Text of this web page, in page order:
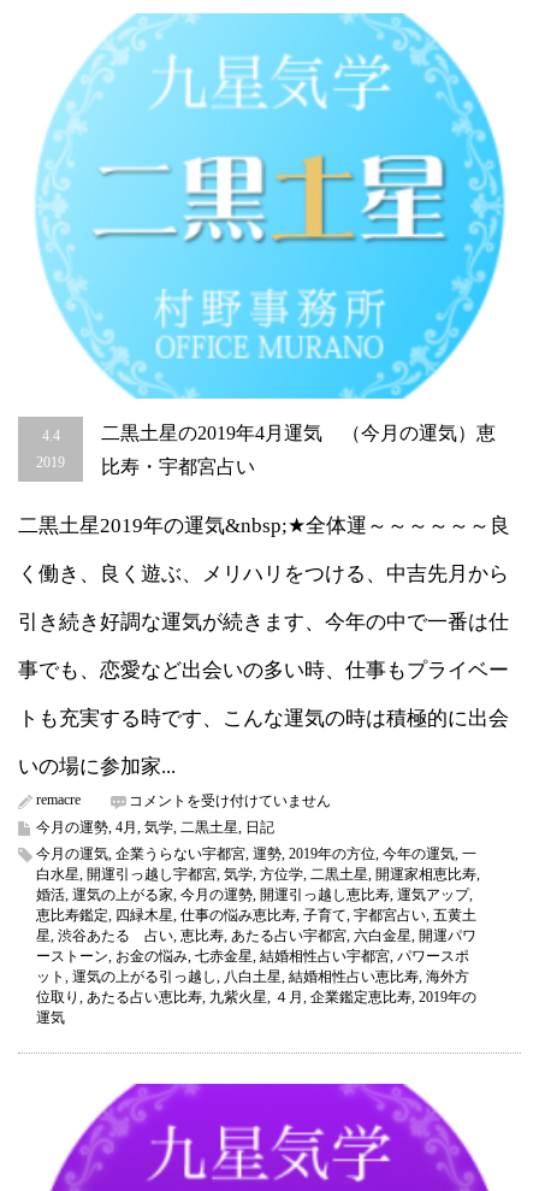
の
運
気）
寿・
宮
は
4.4
2019
二黒土星の2019年4月運気 （今月の運気）恵
比寿・宇都宮占い
二黒土星2019年の運気&nbsp;★全体運～～～～～～良
く働き、良く遊ぶ、メリハリをつける、中吉先月から
引き続き好調な運気が続きます、今年の中で一番は仕
事でも、恋愛など出会いの多い時、仕事もプライベー
トも充実する時です、こんな運気の時は積極的に出会
いの場に参加家...
remacre
二
黒
土
星
の
2019
年
4
月
運
気
運
気）
恵
コメントを受け付けていません
今月の運勢 4月 気学 二黒土星
日記
今月の運気 企業うらない宇都宮 運勢 2019年の方位 今年の運気 一
白水星 開運引っ越し宇都宮 気学 方位学 二黒土星 開運家相恵比寿
婚活 運気の上がる家 今月の運勢 開運引っ越し恵比寿 運気アップ,
恵比寿鑑定 四緑木星 仕事の悩み恵比寿 子育て 宇都宮占い 五黄土
星 渋谷あたる 占い 恵比寿 あたる占い宇都宮 六白金星 開運パワ
ーストーン お金の悩み 七赤金星 結婚相性占い宇都宮 パワースポ
ット
運気の上がる引っ越し 八白土星 結婚相性占い恵比寿 海外方
位取り
あたる占い恵比寿 九紫火星 ４月 企業鑑定恵比寿 2019年の
運気